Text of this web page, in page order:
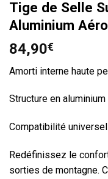
Tige de Selle
Aluminium
84,90€
Amorti interne haute
Structure en
Compatibilité
Redéfinissez le
sorties de montagne.